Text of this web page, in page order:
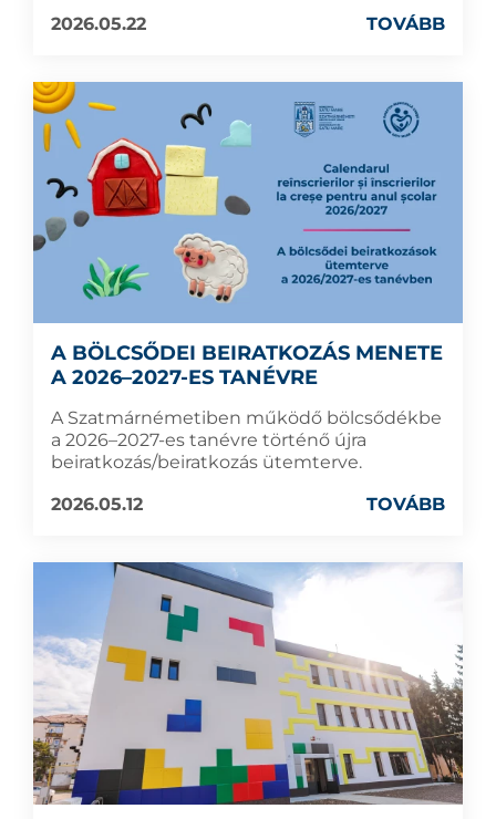
2026.05.22
TOVÁBB
A BÖLCSŐDEI BEIRATKOZÁS MENETE
A 2026–2027-ES TANÉVRE
A Szatmárnémetiben működő bölcsődékbe
a 2026–2027-es tanévre történő újra
beiratkozás/beiratkozás ütemterve.
2026.05.12
TOVÁBB